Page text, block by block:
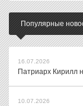
Популярные
16.07.2026
Патриарх Кирилл
10.07.2026